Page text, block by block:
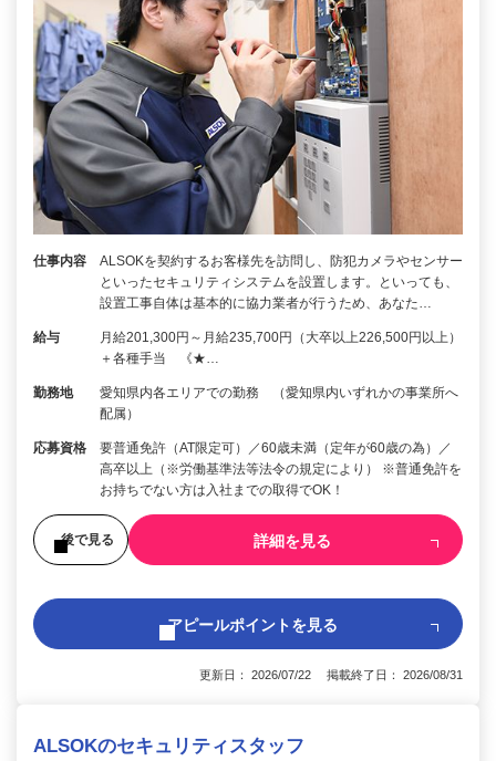
仕事内容
ALSOKを契約するお客様先を訪問し、防犯カメラやセンサー
といったセキュリティシステムを設置します。といっても、
設置工事自体は基本的に協力業者が行うため、あなた…
給与
月給201,300円～月給235,700円（大卒以上226,500円以上）
＋各種手当 《★…
勤務地
愛知県内各エリアでの勤務 （愛知県内いずれかの事業所へ
配属）
応募資格
要普通免許（AT限定可）／60歳未満（定年が60歳の為）／
高卒以上（※労働基準法等法令の規定により） ※普通免許を
お持ちでない方は入社までの取得でOK！
後で見る 詳細を見る
アピールポイントを見る
更新日： 2026/07/22 掲載終了日： 2026/08/31
ALSOKのセキュリティスタッフ